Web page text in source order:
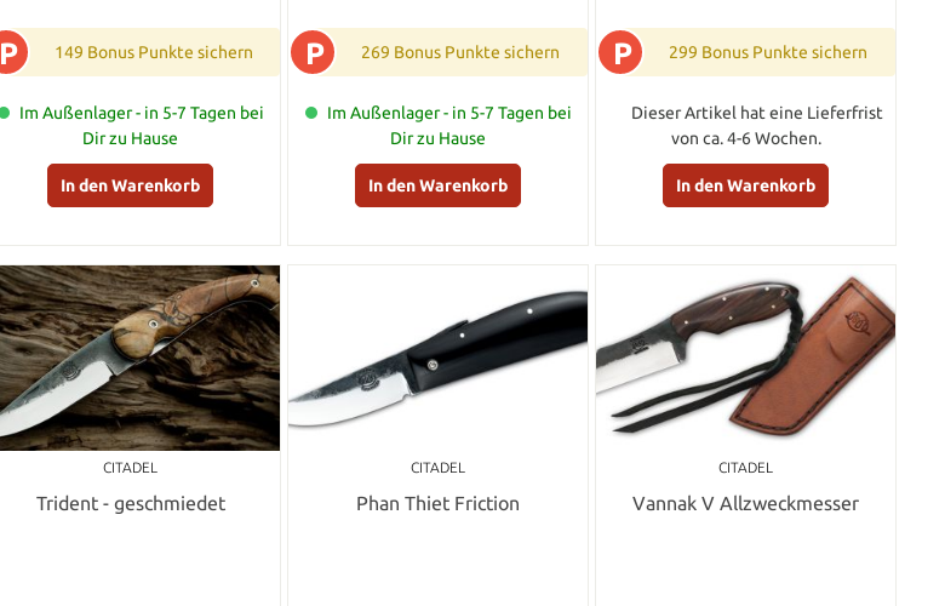
P 149 Bonus Punkte sichern
Im Außenlager - in 5-7 Tagen bei
Dir zu Hause
In den Warenkorb
P 269 Bonus Punkte sichern
Im Außenlager - in 5-7 Tagen bei
Dir zu Hause
In den Warenkorb
P 299 Bonus Punkte sichern
Dieser Artikel hat eine Lieferfrist
von ca. 4-6 Wochen.
In den Warenkorb
CITADEL
Trident - geschmiedet
CITADEL
Phan Thiet Friction
CITADEL
Vannak V Allzweckmesser